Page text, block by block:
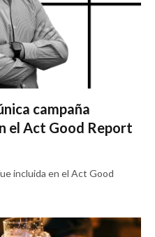
campaña
el Act Good Report
incluida en el Act Good